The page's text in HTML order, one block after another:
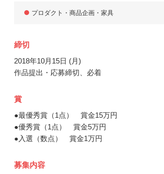
プロダクト・商品企画・家具
締切
2018年10月15日 (月)
作品提出・応募締切、必着
賞
●最優秀賞（1点） 賞金15万円
●優秀賞（1点） 賞金5万円
●入選（数点） 賞金1万円
募集内容